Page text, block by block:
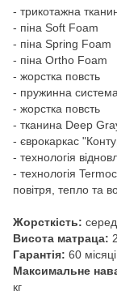
- трикотажна
- піна Soft Foam
- піна Spring Foam
- піна Ortho Foam
- жорстка повсть
- пружинна
- жорстка повсть
- тканина Deep
- єврокаркас
- технологія
- технологія
повітря, тепло та
Жорсткість:
Висота матраца:
Гарантія: 60
Максимальне
кг